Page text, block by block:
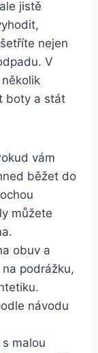
jistě
nejen
V
boty ​a stát
vám
‌běžet do
můžete
obuv⁢ a
podrážku,
návodu
malou